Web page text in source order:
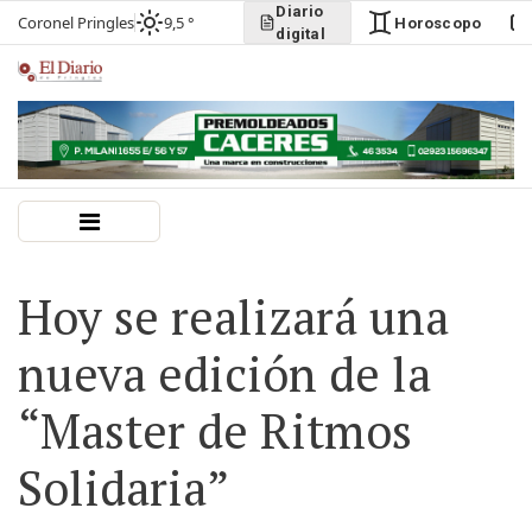
Coronel Pringles 9,5 °
Diario
digital
Horoscopo
Hoy se realizará una
nueva edición de la
“Master de Ritmos
Solidaria”